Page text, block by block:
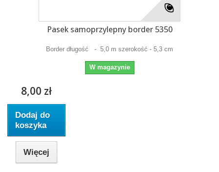
Pasek samoprzylepny border 5350
Border długość - 5,0 m szerokość - 5,3 cm
W magazynie
8,00 zł
Dodaj do
koszyka
Więcej